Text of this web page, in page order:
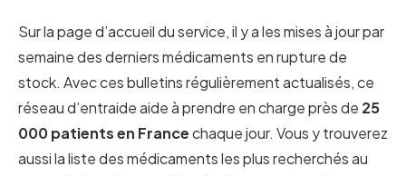
Sur la page d’accueil du service, il y a les mises à jour par
semaine des derniers médicaments en rupture de
stock. Avec ces bulletins régulièrement actualisés, ce
réseau d’entraide aide à prendre en charge près de 25
000 patients en Francechaque jour. Vous y trouverez
aussi la liste des médicaments les plus recherchés au